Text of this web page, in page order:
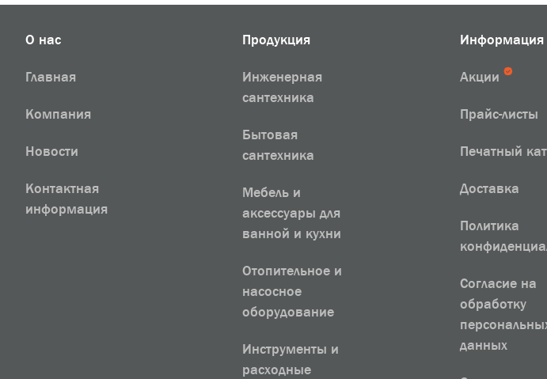
О нас
Главная
Компания
Новости
Контактная
информация
Продукция
Инженерная
сантехника
Бытовая
сантехника
Мебель и
аксессуары для
ванной и кухни
Отопительное и
насосное
оборудование
Инструменты и
расходные
Информация
Акции
Прайс-листы
Печатный
Доставка
Политика
Согласие на
обработку
данных